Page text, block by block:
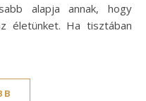
alapja annak, hogy
életünket. Ha tisztában